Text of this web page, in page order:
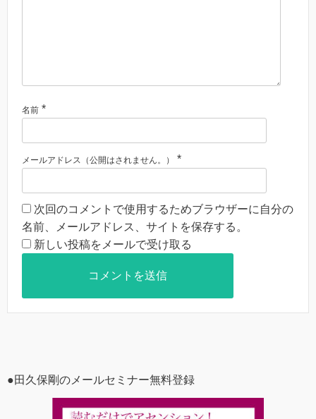
名前 *
メールアドレス（公開はされません。） *
次回のコメントで使用するためブラウザーに自分の
名前、メールアドレス、サイトを保存する。
新しい投稿をメールで受け取る
●田久保剛のメールセミナー無料登録